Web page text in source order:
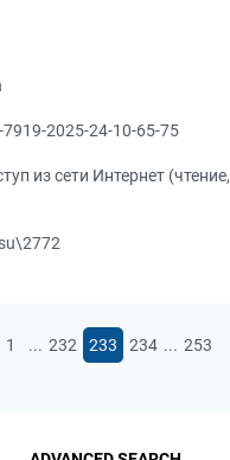
2025-24-10-65-75
из сети Интернет (чтение,
1 ... 232 233 234 ... 253